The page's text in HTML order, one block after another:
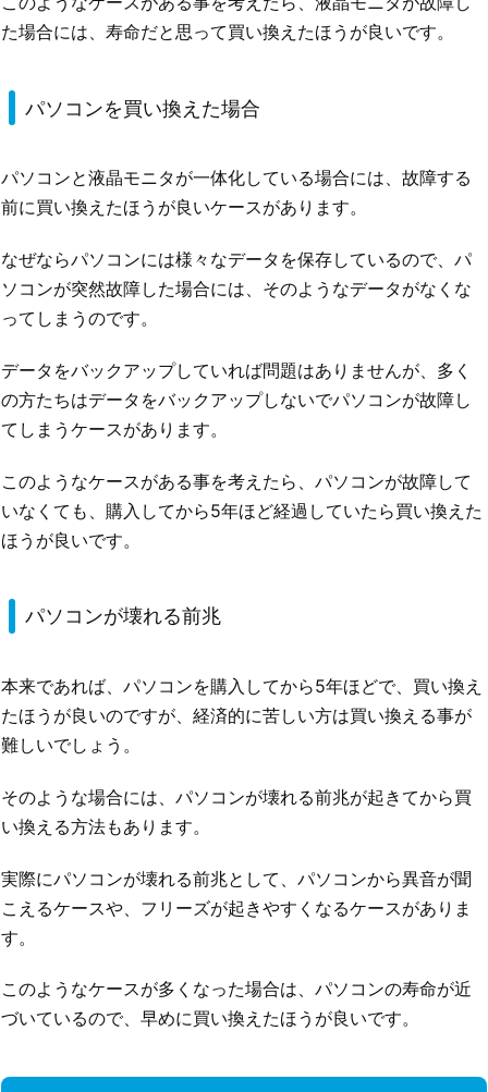
た場合には、寿命だと思って買い換えたほうが良いです。
パソコンを買い換えた場合
パソコンと液晶モニタが一体化している場合には、故障する
前に買い換えたほうが良いケースがあります。
なぜならパソコンには様々なデータを保存しているので、パ
ソコンが突然故障した場合には、そのようなデータがなくな
ってしまうのです。
データをバックアップしていれば問題はありませんが、多く
の方たちはデータをバックアップしないでパソコンが故障し
てしまうケースがあります。
このようなケースがある事を考えたら、パソコンが故障して
いなくても、購入してから5年ほど経過していたら買い換えた
ほうが良いです。
パソコンが壊れる前兆
本来であれば、パソコンを購入してから5年ほどで、買い換え
たほうが良いのですが、経済的に苦しい方は買い換える事が
難しいでしょう。
そのような場合には、パソコンが壊れる前兆が起きてから買
い換える方法もあります。
実際にパソコンが壊れる前兆として、パソコンから異音が聞
こえるケースや、フリーズが起きやすくなるケースがありま
す。
このようなケースが多くなった場合は、パソコンの寿命が近
づいているので、早めに買い換えたほうが良いです。